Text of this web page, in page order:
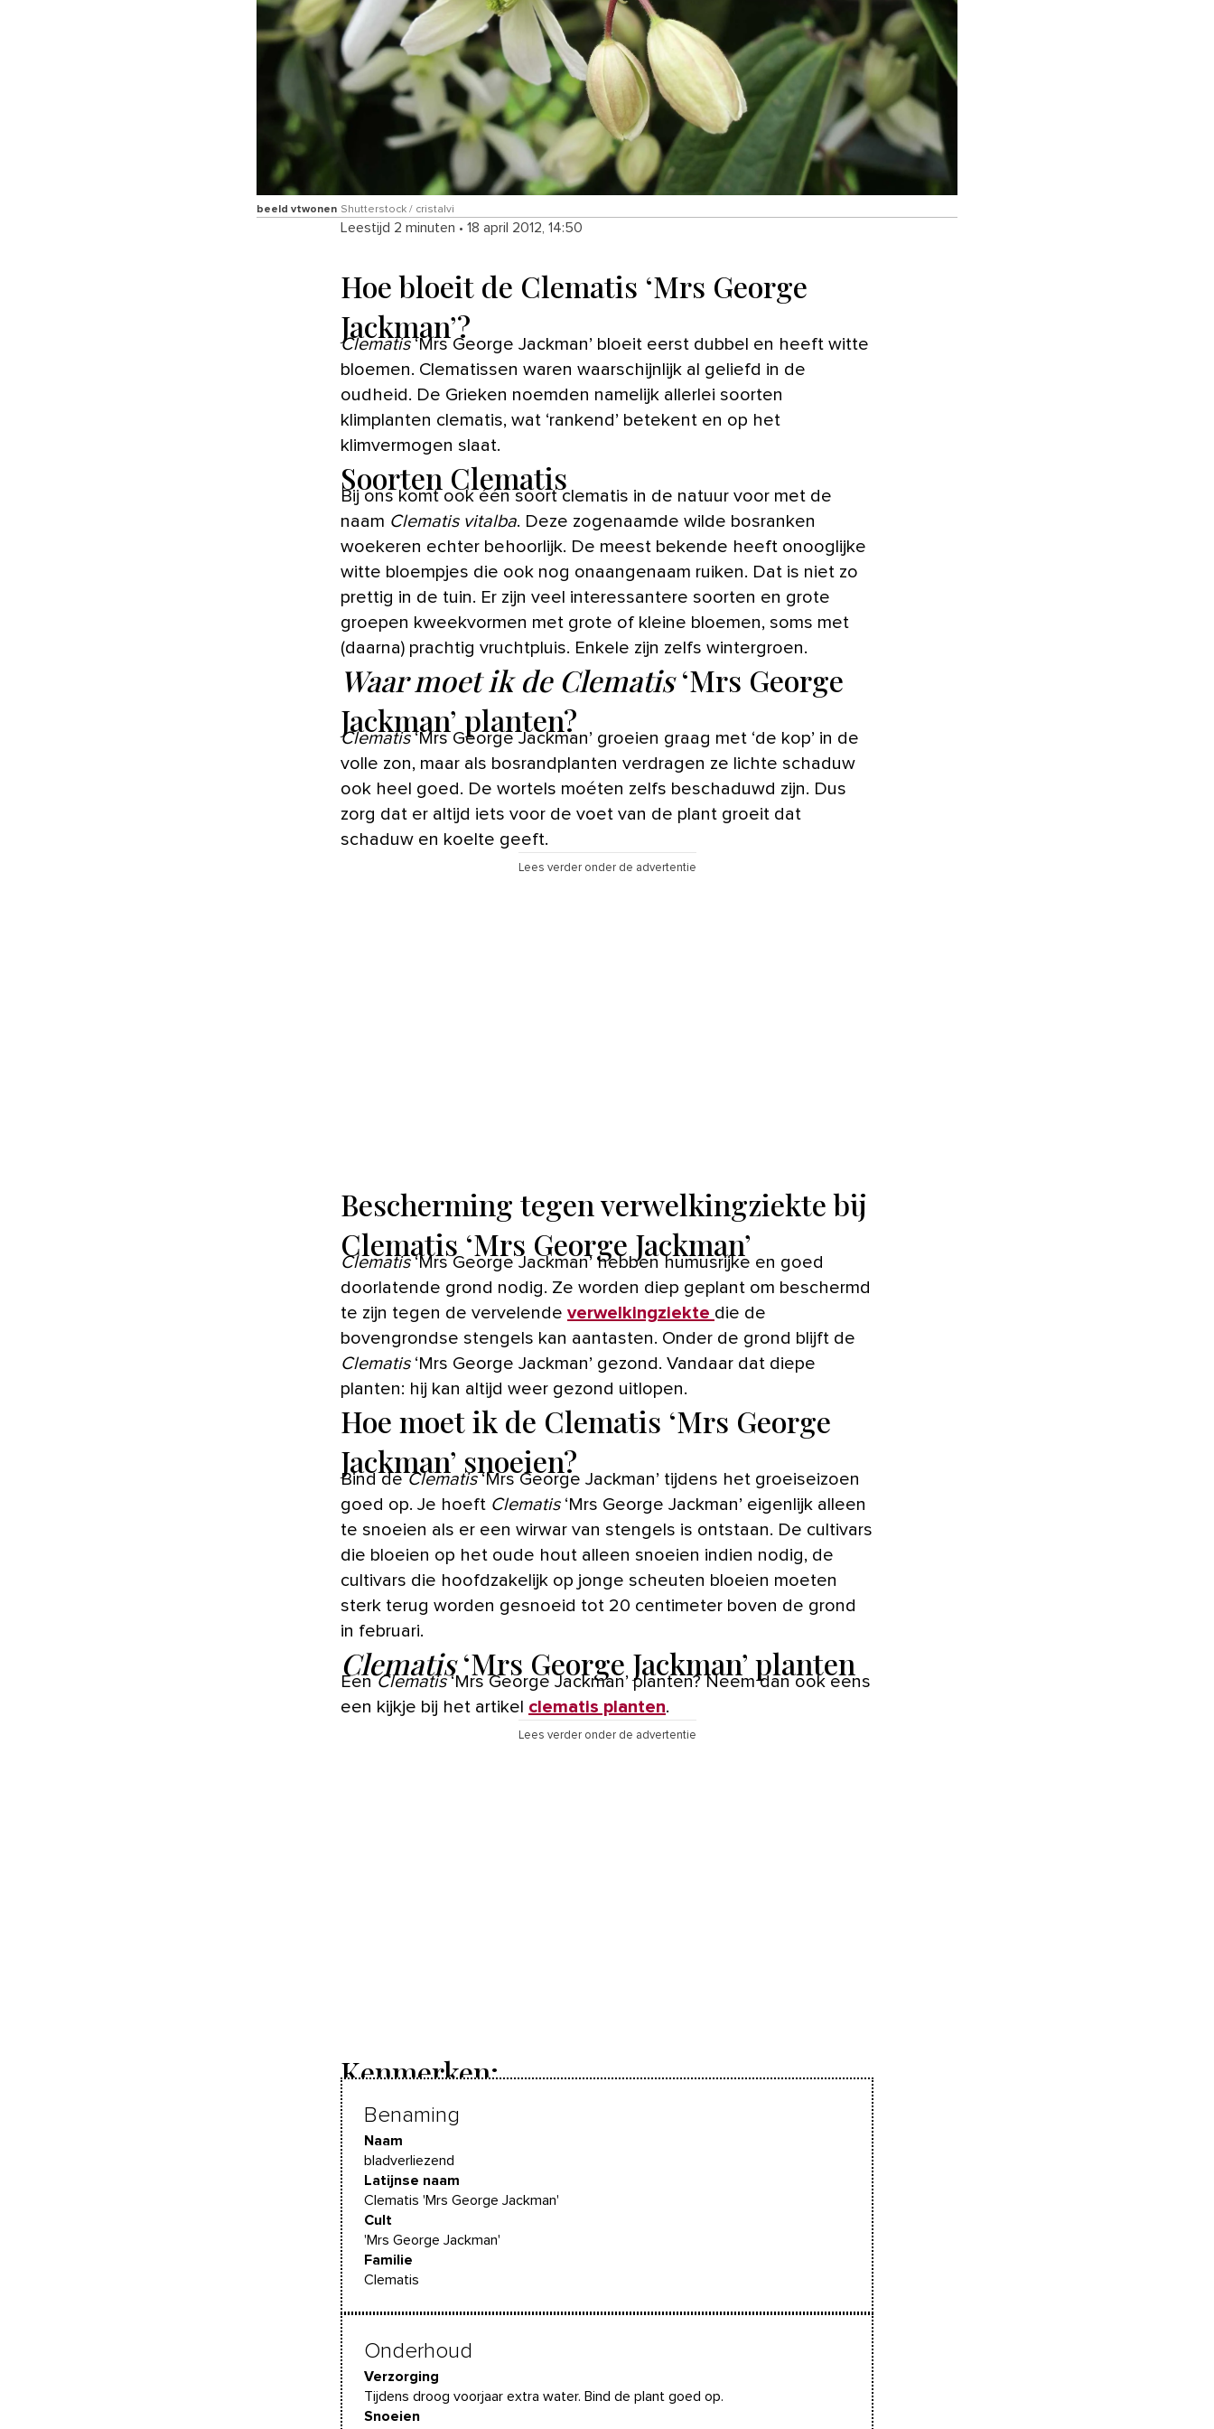
beeld vtwonen Shutterstock / cristalvi
Leestijd 2 minuten • 18 april 2012, 14:50
Hoe bloeit de Clematis ‘Mrs George
Jackman’?
Clematis‘Mrs George Jackman’ bloeit eerst dubbel en heeft witte
bloemen. Clematissen waren waarschijnlijk al geliefd in de
oudheid. De Grieken noemden namelijk allerlei soorten
klimplanten clematis, wat ‘rankend’ betekent en op het
klimvermogen slaat.
Soorten Clematis
Bij ons komt ook één soort clematis in de natuur voor met de
naam Clematis vitalba. Deze zogenaamde wilde bosranken
woekeren echter behoorlijk. De meest bekende heeft onooglijke
witte bloempjes die ook nog onaangenaam ruiken. Dat is niet zo
prettig in de tuin. Er zijn veel interessantere soorten en grote
groepen kweekvormen met grote of kleine bloemen, soms met
(daarna) prachtig vruchtpluis. Enkele zijn zelfs wintergroen.
Waar moet ik de Clematis‘Mrs George
Jackman’ planten?
Clematis‘Mrs George Jackman’ groeien graag met ‘de kop’ in de
volle zon, maar als bosrandplanten verdragen ze lichte schaduw
ook heel goed. De wortels moéten zelfs beschaduwd zijn. Dus
zorg dat er altijd iets voor de voet van de plant groeit dat
schaduw en koelte geeft.
Lees verder onder de advertentie
Bescherming tegen verwelkingziekte bij
Clematis ‘Mrs George Jackman’
Clematis‘Mrs George Jackman’ hebben humusrijke en goed
doorlatende grond nodig. Ze worden diep geplant om beschermd
te zijn tegen de vervelende verwelkingziekte die de
bovengrondse stengels kan aantasten. Onder de grond blijft de
Clematis‘Mrs George Jackman’ gezond. Vandaar dat diepe
planten: hij kan altijd weer gezond uitlopen.
Hoe moet ik de Clematis ‘Mrs George
Jackman’ snoeien?
Bind de Clematis‘Mrs George Jackman’ tijdens het groeiseizoen
goed op. Je hoeft Clematis‘Mrs George Jackman’ eigenlijk alleen
te snoeien als er een wirwar van stengels is ontstaan. De cultivars
die bloeien op het oude hout alleen snoeien indien nodig, de
cultivars die hoofdzakelijk op jonge scheuten bloeien moeten
sterk terug worden gesnoeid tot 20 centimeter boven de grond
in februari.
Clematis‘Mrs George Jackman’ planten
EenClematis‘Mrs George Jackman’ planten? Neem dan ook eens
een kijkje bij het artikel clematis planten.
Lees verder onder de advertentie
Kenmerken:
Benaming
Naam
bladverliezend
Latijnse naam
Clematis 'Mrs George Jackman'
Cult
'Mrs George Jackman'
Familie
Clematis
Onderhoud
Verzorging
Tijdens droog voorjaar extra water. Bind de plant goed op.
Snoeien